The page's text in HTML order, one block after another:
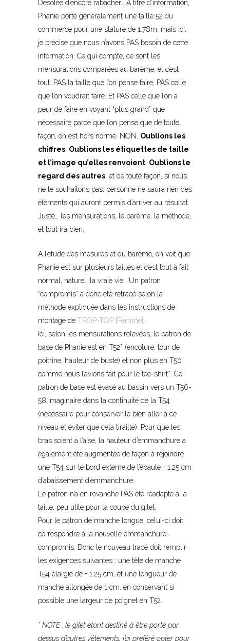
Désolée d’encore rabâcher… A titre d’information,
Phanie porte généralement une taille 52 du
commerce pour une stature de 1.78m, mais ici,
je précise que nous n’avons PAS besoin de cette
information. Ce qui compte, ce sont les
mensurations comparées au barème, et c’est
tout. PAS la taille que l’on pense faire, PAS celle
que l’on voudrait faire. Et PAS celle que l’on a
peur de faire en voyant “plus grand” que
nécessaire parce que l’on pense que de toute
façon, on est hors norme. NON. Oublions les
chiffres Oublions les étiquettes de taille
et l’image qu’elles renvoient Oublions le
regard des autres, et de toute façon, si nous
ne le souhaitons pas, personne ne saura rien des
éléments qui auront permis d’arriver au résultat.
Juste… les mensurations, le barème, la méthode,
et tout ira bien.
A l’étude des mesures et du barème, on voit que
Phanie est sur plusieurs tailles et c’est tout à fait
normal, naturel, la vraie vie. Un patron
“compromis” a donc été retracé selon la
méthode expliquée dans les instructions de
montage de TROP-TOP [Femme]
Ici, selon les mensurations relevées, le patron de
base de Phanie est en T52* (encolure, tour de
poitrine, hauteur de buste) et non plus en T50
comme nous l’avions fait pour le tee-shirt*. Ce
patron de base est évasé au bassin vers un T56-
58 imaginaire dans la continuité de la T54
(nécessaire pour conserver le bien aller à ce
niveau et éviter que cela tiraille). Pour que les
bras soient à l’aise, la hauteur d’emmanchure a
également été augmentée de façon à rejoindre
une T54 sur le bord externe de l’épaule + 1.25 cm
d’abaissement d’emmanchure.
Le patron n’a en revanche PAS été réadapté à la
taille, peu utile pour la coupe du gilet.
Pour le patron de manche longue, celui-ci doit
correspondre à la nouvelle emmanchure-
compromis. Donc le nouveau tracé doit remplir
les exigences suivantes : une tête de manche
T54 élargie de + 1.25 cm, et une longueur de
manche allongée de 1 cm, en conservant si
possible une largeur de poignet en T52.
* NOTE : le gilet étant destiné à être porté par
dessus d’autres vêtements, j’ai préféré opter pour